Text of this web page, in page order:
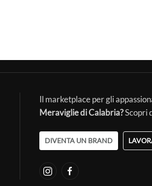
Il marketplace per gli
Meraviglie di Calabria?Scopri
DIVENTA UN BRAND